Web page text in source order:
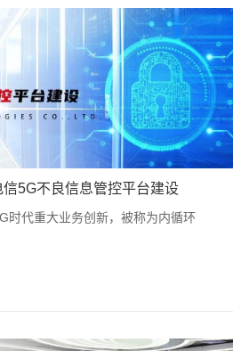
5G不良信息管控平台建设
时代重大业务创新，被称为内循环